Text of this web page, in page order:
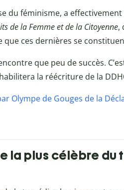
du féminisme, a
de la Femme et de la Citoyenne,
que ces dernières se
que peu de succès.
la réécriture de la
Olympe de Gouges de la
la plus célèbre du